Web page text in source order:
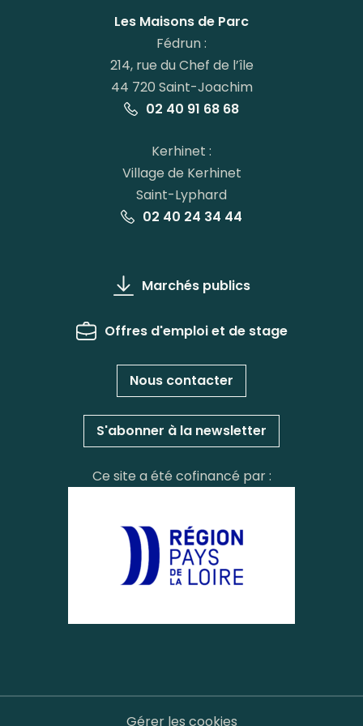
Facebook
Instagram
Linkedin
Youtube
Les Maisons de Parc
Fédrun :
214, rue du Chef de l’île
44 720 Saint-Joachim
02 40 91 68 68
Kerhinet :
Village de Kerhinet
Saint-Lyphard
02 40 24 34 44
Marchés publics
Offres d'emploi et de stage
Nous contacter
S'abonner à la newsletter
Ce site a été cofinancé par :
Gérer les cookies